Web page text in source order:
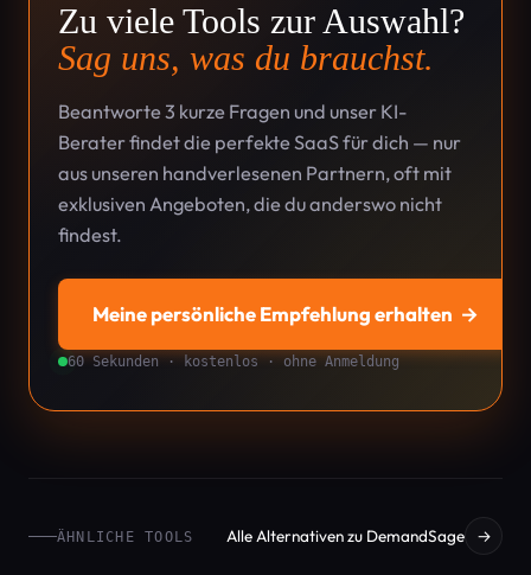
Zu viele Tools zur Auswahl?
Sag uns, was du brauchst.
Beantworte 3 kurze Fragen und unser KI-
Berater findet die perfekte SaaS für dich — nur
aus unseren handverlesenen Partnern, oft mit
exklusiven Angeboten, die du anderswo nicht
findest.
Meine persönliche Empfehlung erhalten →
60 Sekunden · kostenlos · ohne Anmeldung
ÄHNLICHE TOOLS Alle Alternativen zu DemandSage →